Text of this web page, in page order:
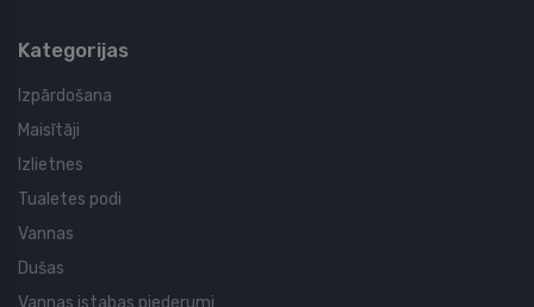
Kategorijas
Izpārdošana
Maisītāji
Izlietnes
Tualetes podi
Vannas
Dušas